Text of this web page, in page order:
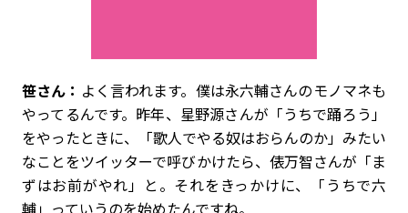
笹さん： よく言われます。僕は永六輔さんのモノマネも
やってるんです。昨年、星野源さんが「うちで踊ろう」
をやったときに、「歌人でやる奴はおらんのか」みたい
なことをツイッターで呼びかけたら、俵万智さんが「ま
ずはお前がやれ」と。それをきっかけに、「うちで六
輔」っていうのを始めたんですね。